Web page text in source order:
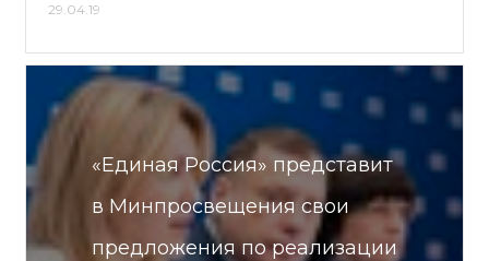
29.04.19
«Единая Россия» представит
в Минпросвещения свои
предложения по реализации